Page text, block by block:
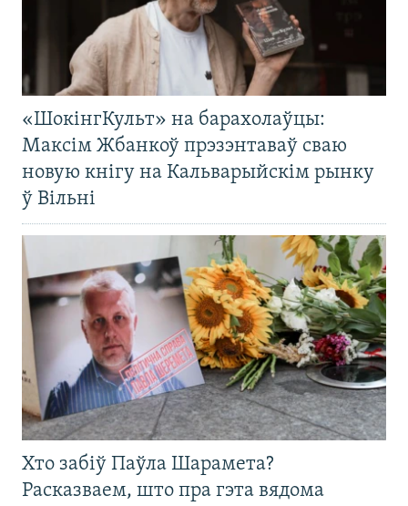
«ШокінгКульт» на барахолаўцы:
Максім Жбанкоў прэзэнтаваў сваю
новую кнігу на Кальварыйскім рынку
ў Вільні
Хто забіў Паўла Шарамета?
Расказваем, што пра гэта вядома